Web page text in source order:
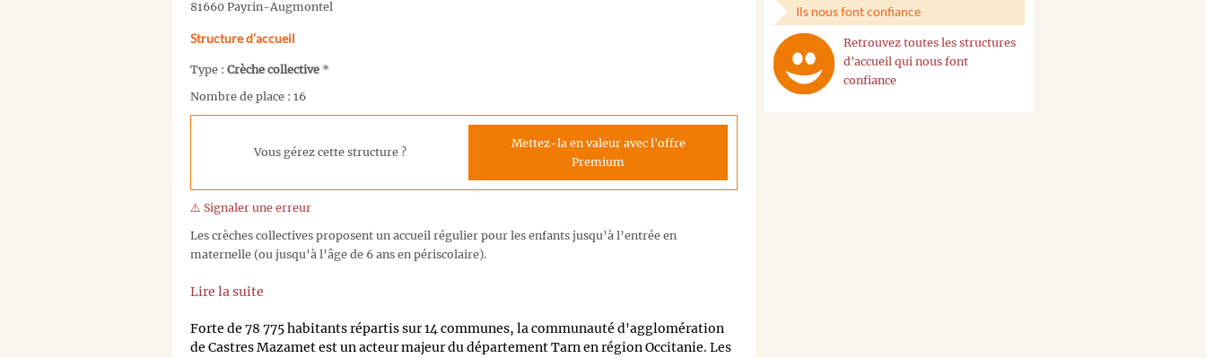
81660 Payrin-Augmontel
Structure d’accueil
Type : Crèche collective *
Nombre de place : 16
Vous gérez cette structure ?
Mettez-la en valeur avec l'offre
Premium
⚠️ Signaler une erreur
Les crèches collectives proposent un accueil régulier pour les enfants jusqu’à l’entrée en
maternelle (ou jusqu’à l’âge de 6 ans en périscolaire).
Lire la suite
Forte de 78 775 habitants répartis sur 14 communes, la communauté d'agglomération
de Castres Mazamet est un acteur majeur du département Tarn en région Occitanie. Les
Ils nous font confiance
Retrouvez toutes les structures
d'accueil qui nous font
confiance